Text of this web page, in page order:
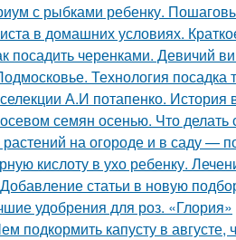
с рыбками ребенку.
в домашних условиях.
посадить черенками. Девичий
Технология посадка
А.И потапенко.
семян осенью. Что
на огороде и в саду —
кислоту в ухо ребенку.
статьи в новую
удобрения для роз. «Глория»
подкормить капусту в